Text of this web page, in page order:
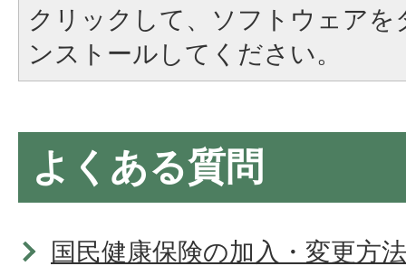
クリックして、ソフトウェア
ンストールしてください。
よくある質問
国民健康保険の加入・変更方